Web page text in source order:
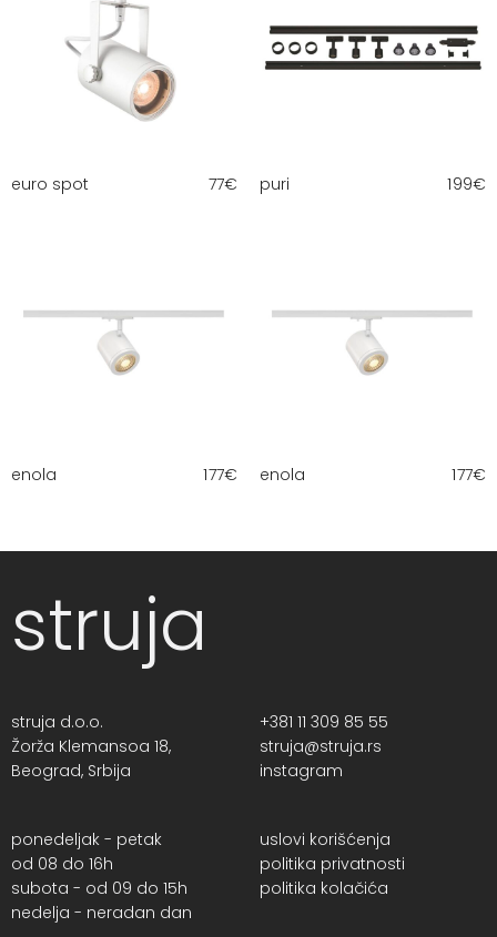
euro spot 77€ puri 199€
enola 177€ enola 177€
struja
struja d.o.o.
Žorža Klemansoa 18,
Beograd, Srbija
+381 11 309 85 55
struja@struja.rs
instagram
ponedeljak - petak
od 08 do 16h
subota - od 09 do 15h
nedelja - neradan dan
uslovi korišćenja
politika privatnosti
politika kolačića